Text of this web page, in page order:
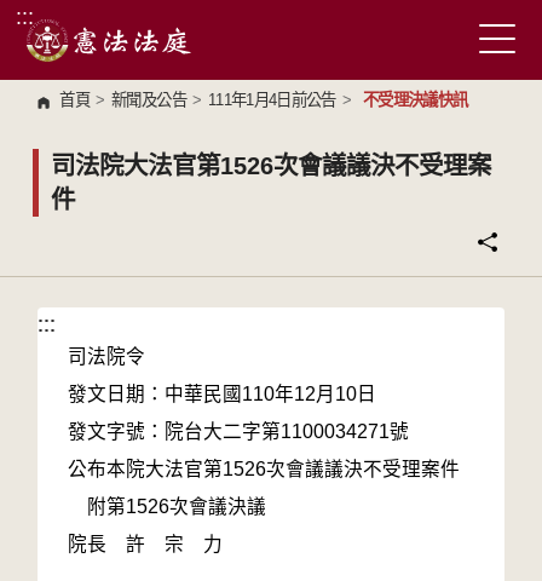
跳到主要內容區塊
:::
首頁 > 新聞及公告 > 111年1月4日前公告 > 不受理決議快訊
司法院大法官第1526次會議議決不受理案
件
:::
:::
司法院令
發文日期：中華民國110年12月10日
發文字號：院台大二字第1100034271號
公布本院大法官第1526次會議議決不受理案件
附第1526次會議決議
院長 許 宗 力